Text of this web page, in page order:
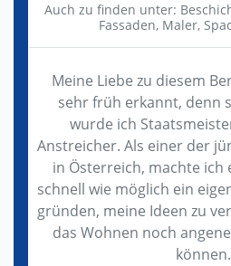
Auch zu finden unter:
Fassaden, Maler,
Meine Liebe zu diesem
sehr früh erkannt, denn
wurde ich
Anstreicher. Als einer der
in Österreich, machte ich
schnell wie möglich ein
gründen, meine Ideen zu
das Wohnen noch
können.